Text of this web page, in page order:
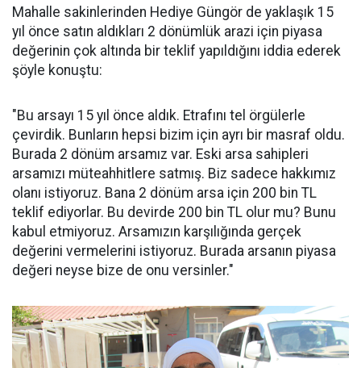
Mahalle sakinlerinden Hediye Güngör de yaklaşık 15
yıl önce satın aldıkları 2 dönümlük arazi için piyasa
değerinin çok altında bir teklif yapıldığını iddia ederek
şöyle konuştu:
"Bu arsayı 15 yıl önce aldık. Etrafını tel örgülerle
çevirdik. Bunların hepsi bizim için ayrı bir masraf oldu.
Burada 2 dönüm arsamız var. Eski arsa sahipleri
arsamızı müteahhitlere satmış. Biz sadece hakkımız
olanı istiyoruz. Bana 2 dönüm arsa için 200 bin TL
teklif ediyorlar. Bu devirde 200 bin TL olur mu? Bunu
kabul etmiyoruz. Arsamızın karşılığında gerçek
değerini vermelerini istiyoruz. Burada arsanın piyasa
değeri neyse bize de onu versinler."